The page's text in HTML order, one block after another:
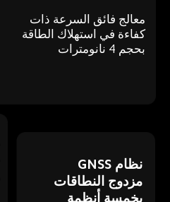
معالج فائق السرعة ذات
كفاءة في استهلاك الطاقة
بحجم 4 نانومترات
مزدوج النطاقات
بخمسة أنظمة